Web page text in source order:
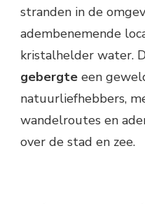
stranden in de
adembenemende
kristalhelder water.
gebergte een
natuurliefhebbers,
wandelroutes en
over de stad en zee.